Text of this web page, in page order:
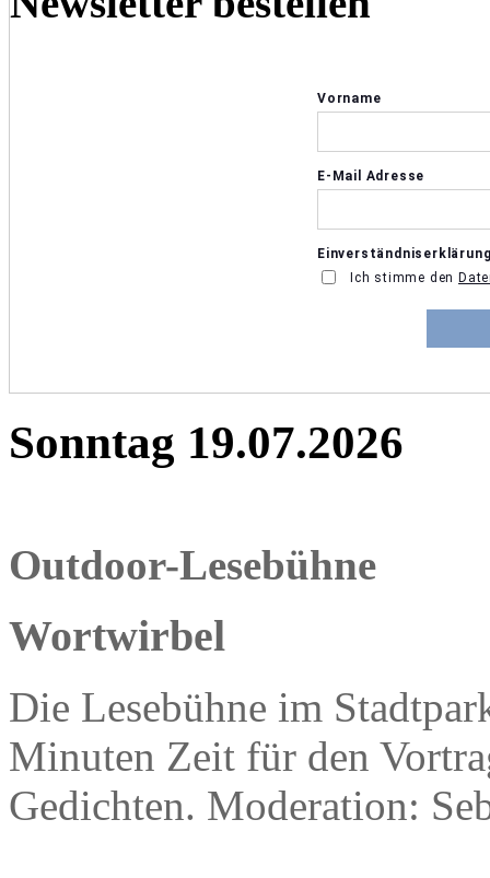
Sonntag 19.07.2026
Outdoor-Lesebühne
Wortwirbel
Die Lesebühne im
Minuten Zeit für den
Gedichten. Moderation: